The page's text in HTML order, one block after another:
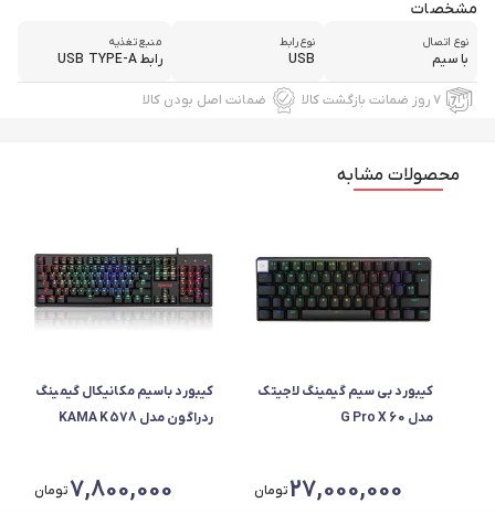
مشخصات
نوع اتصال
با سیم
نوع رابط
USB
منبع تغذیه
رابط USB TYPE-A
۷ روز ضمانت بازگشت کالا ضمانت اصل بودن کالا
محصولات مشابه
کیبورد بی سیم گیمینگ لاجیتک
مدل G Pro X 60
27,000,000تومان
کیبورد باسیم مکانیکال گیمینگ
ردراگون مدل KAMA K578
7,800,000تومان